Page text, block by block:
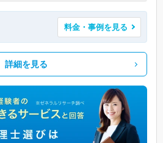
料金・事例を見る
詳細を見る